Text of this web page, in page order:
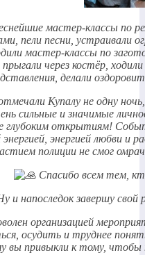
мастер-классы по
пели песни, устраивали
мастер-классы по
через костёр,
делали
Купалу не одну
сильные и значимые
глубоким открытиям!
энергией, энергией любви
полиции не смог
Спасибо всем тем,
и напоследок завершу
организацией
осудить и труднее
вы привыкли к тому, чтобы